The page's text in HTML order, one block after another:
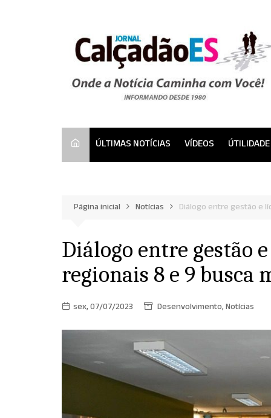
ÚLTIMAS NOTÍCIAS VÍDEOS
Página inicial Notícias Diálogo entre gestão e
Diálogo entre gestão
regionais 8 e 9 busca
sex, 07/07/2023 Desenvolvimento,Notícias